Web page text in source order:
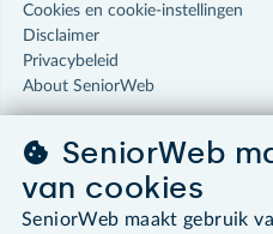
Cookies en cookie-instellingen
Disclaimer
Privacybeleid
About SeniorWeb
SeniorWeb
van cookies
SeniorWeb maakt gebruik